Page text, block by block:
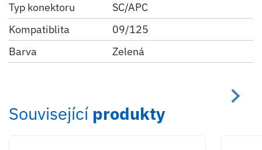
Typ konektoru
SC/APC
Kompatiblita
09/125
Barva
Zelená
Související produkty